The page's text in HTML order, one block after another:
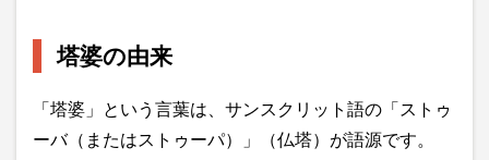
塔婆の由来
「塔婆」という言葉は、サンスクリット語の「ストゥ
ーバ（またはストゥーパ）」（仏塔）が語源です。